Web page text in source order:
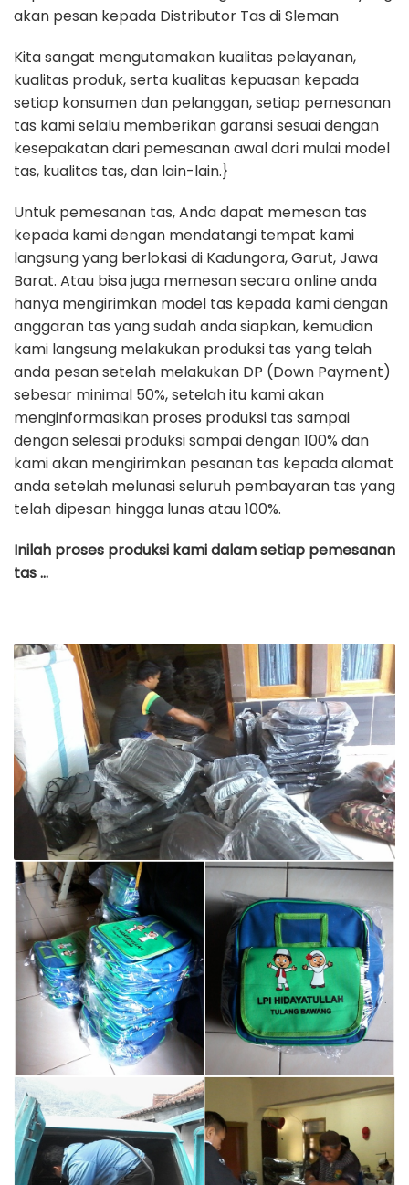
akan pesan kepada Distributor Tas di Sleman
Kita sangat mengutamakan kualitas pelayanan,
kualitas produk, serta kualitas kepuasan kepada
setiap konsumen dan pelanggan, setiap pemesanan
tas kami selalu memberikan garansi sesuai dengan
kesepakatan dari pemesanan awal dari mulai model
tas, kualitas tas, dan lain-lain.}
Untuk pemesanan tas, Anda dapat memesan tas
kepada kami dengan mendatangi tempat kami
langsung yang berlokasi di Kadungora, Garut, Jawa
Barat. Atau bisa juga memesan secara online anda
hanya mengirimkan model tas kepada kami dengan
anggaran tas yang sudah anda siapkan, kemudian
kami langsung melakukan produksi tas yang telah
anda pesan setelah melakukan DP (Down Payment)
sebesar minimal 50%, setelah itu kami akan
menginformasikan proses produksi tas sampai
dengan selesai produksi sampai dengan 100% dan
kami akan mengirimkan pesanan tas kepada alamat
anda setelah melunasi seluruh pembayaran tas yang
telah dipesan hingga lunas atau 100%.
Inilah proses produksi kami dalam setiap pemesanan
tas …